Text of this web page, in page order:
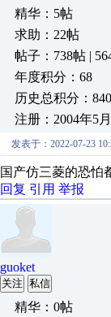
精华：5帖
求助：22帖
帖子：738帖 |
年度积分：68
历史总积分：
注册：2004年5
发表于：2022-07-23
国产仿三菱的恐怕
回复 引用 举报
guoket
关注 私信
精华：0帖